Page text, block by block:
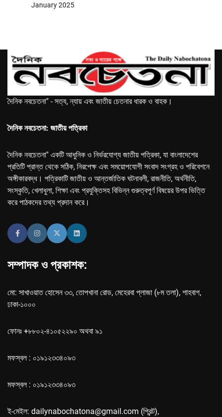
January 2025
দৈনিক নবচেতনা" - সত্য, ন্যায় এবং জাতীয় চেতনার ধারক ও বাহক।
দৈনিক নবচেতনা: জাতীয় পত্রিকা
দৈনিক নবচেতনা" একটি আধুনিক ও নির্ভরযোগ্য জাতীয় পত্রিকা, যা বাংলাদেশের
প্রতিটি প্রান্ত থেকে সঠিক, নিরপেক্ষ এবং সময়োপযোগী সংবাদ সংগ্রহ ও পরিবেশনে
অঙ্গীকারবদ্ধ। পত্রিকাটি জাতীয় ও আন্তর্জাতিক ঘটনাবলী, রাজনীতি, অর্থনীতি,
সংস্কৃতি, খেলাধুলা, শিক্ষা এবং প্রযুক্তিসহ বিভিন্ন গুরুত্বপূর্ণ বিষয়ের উপর ভিত্তি
করে পাঠকদের তথ্য প্রদান করে।
সম্পাদক ও প্রকাশক:
মো: সাখাওয়াত হোসেন ৩৩, তোপখানা রোড, মেহেরবা প্লাজা (৮ম তলা), শাহবাগ,
ঢাকা-১০০০
ফোনঃ +৮৮০২-৪১০৫২২৯০ অথবা ৯১
মফস্বল : ০১৯১২৩৩৪০৯৩
মফস্বল : ০১৯১২৩৩৪০৯৩
ই-মেইল: dailynabochatona@gmail.com (প্রিন্ট),